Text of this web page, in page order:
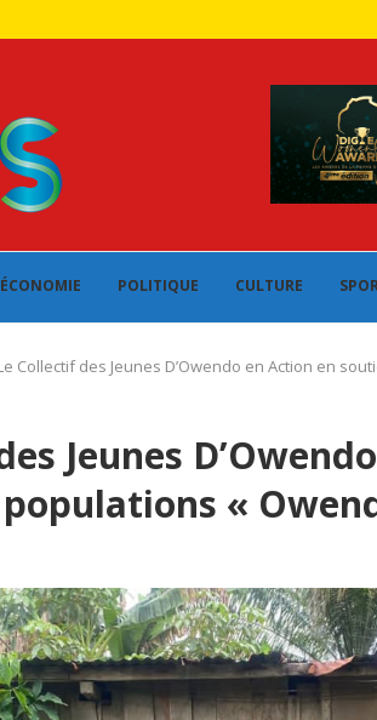
ÉCONOMIE POLITIQUE CULTURE
Collectif des Jeunes D’Owendo en Action en
Jeunes
«